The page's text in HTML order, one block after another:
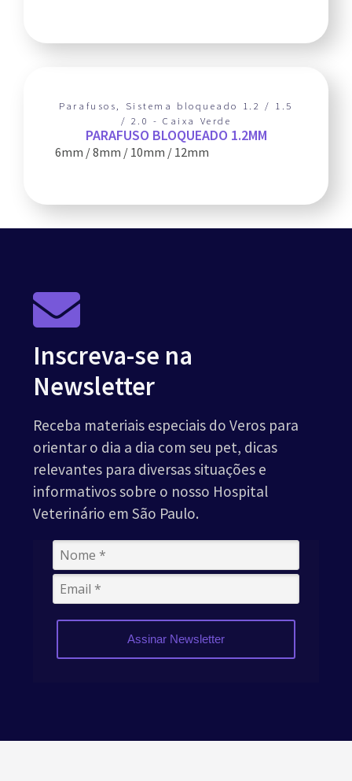
Parafusos, Sistema bloqueado 1.2 / 1.5
/ 2.0 - Caixa Verde
PARAFUSO BLOQUEADO 1.2MM
6mm / 8mm / 10mm / 12mm
Inscreva-se na
Newsletter
Receba materiais especiais do Veros para
orientar o dia a dia com seu pet, dicas
relevantes para diversas situações e
informativos sobre o nosso Hospital
Veterinário em São Paulo.
Assinar Newsletter